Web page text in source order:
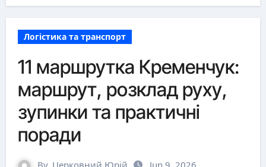
Логістика та транспорт
11 маршрутка Кременчук:
маршрут, розклад руху,
зупинки та практичні
поради
By Церковний Юрій Jun 9, 2026